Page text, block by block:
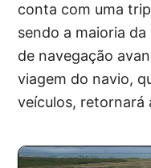
conta com uma
sendo a maioria
de navegação
viagem do navio,
veículos, retornará